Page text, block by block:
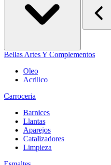
Bellas Artes Y Complementos
Oleo
Acrilico
Carroceria
Barnices
Llantas
Aparejos
Catalizadores
Limpieza